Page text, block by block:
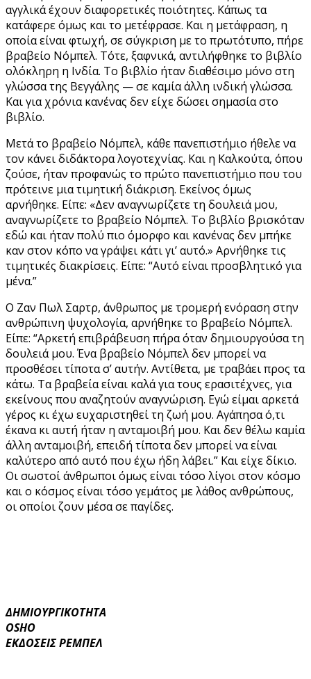
αγγλικά έχουν διαφορετικές ποιότητες. Κάπως τα
κατάφερε όμως και το μετέφρασε. Και η μετάφραση, η
οποία είναι φτωχή, σε σύγκριση με το πρωτότυπο, πήρε
βραβείο Νόμπελ. Τότε, ξαφνικά, αντιλήφθηκε το βιβλίο
ολόκληρη η Ινδία. Το βιβλίο ήταν διαθέσιμο μόνο στη
γλώσσα της Βεγγάλης — σε καμία άλλη ινδική γλώσσα.
Και για χρόνια κανένας δεν είχε δώσει σημασία στο
βιβλίο.
Μετά το βραβείο Νόμπελ, κάθε πανεπιστήμιο ήθελε να
τον κάνει διδάκτορα λογοτεχνίας. Και η Καλκούτα, όπου
ζούσε, ήταν προφανώς το πρώτο πανεπιστήμιο που του
πρότεινε μια τιμητική διάκριση. Εκείνος όμως
αρνήθηκε. Είπε: «Δεν αναγνωρίζετε τη δουλειά μου,
αναγνωρίζετε το βραβείο Νόμπελ. Το βιβλίο βρισκόταν
εδώ και ήταν πολύ πιο όμορφο και κανένας δεν μπήκε
καν στον κόπο να γράψει κάτι γι’ αυτό.» Αρνήθηκε τις
τιμητικές διακρίσεις. Είπε: “Αυτό είναι προσβλητικό για
μένα.”
Ο Ζαν Πωλ Σαρτρ, άνθρωπος με τρομερή ενόραση στην
ανθρώπινη ψυχολογία, αρνήθηκε το βραβείο Νόμπελ.
Είπε: “Αρκετή επιβράβευση πήρα όταν δημιουργούσα τη
δουλειά μου. Ένα βραβείο Νόμπελ δεν μπορεί να
προσθέσει τίποτα σ’ αυτήν. Αντίθετα, με τραβάει προς τα
κάτω. Τα βραβεία είναι καλά για τους ερασιτέχνες, για
εκείνους που αναζητούν αναγνώριση. Εγώ είμαι αρκετά
γέρος κι έχω ευχαριστηθεί τη ζωή μου. Αγάπησα ό,τι
έκανα κι αυτή ήταν η ανταμοιβή μου. Και δεν θέλω καμία
άλλη ανταμοιβή, επειδή τίποτα δεν μπορεί να είναι
καλύτερο από αυτό που έχω ήδη λάβει.” Και είχε δίκιο.
Οι σωστοί άνθρωποι όμως είναι τόσο λίγοι στον κόσμο
και ο κόσμος είναι τόσο γεμάτος με λάθος ανθρώπους,
οι οποίοι ζουν μέσα σε παγίδες.
ΔΗΜΙΟΥΡΓΙΚΟΤΗΤΑ
OSHO
ΕΚΔΟΣΕΙΣ ΡΕΜΠΕΛ